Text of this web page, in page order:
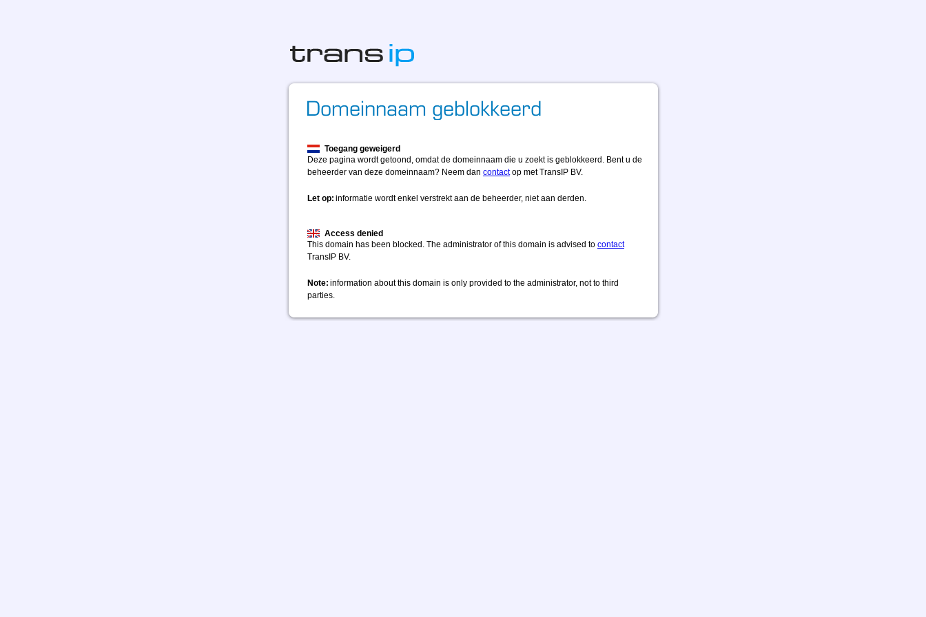
Toegang geweigerd
Deze pagina wordt getoond, omdat de domeinnaam die u zoekt is geblokkeerd. Bent u de
beheerder van deze domeinnaam? Neem dan contactop met TransIP BV.
Let op: informatie wordt enkel verstrekt aan de beheerder, niet aan derden.
Access denied
This domain has been blocked. The administrator of this domain is advised to contact
TransIP BV.
Note: information about this domain is only provided to the administrator, not to third
parties.